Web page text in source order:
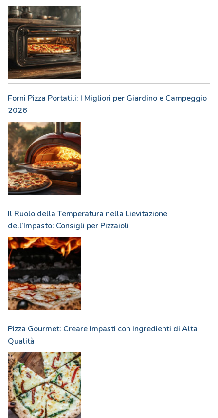
Forni Pizza Portatili: I Migliori per Giardino e Campeggio
2026
Il Ruolo della Temperatura nella Lievitazione
dell’Impasto: Consigli per Pizzaioli
Pizza Gourmet: Creare Impasti con Ingredienti di Alta
Qualità